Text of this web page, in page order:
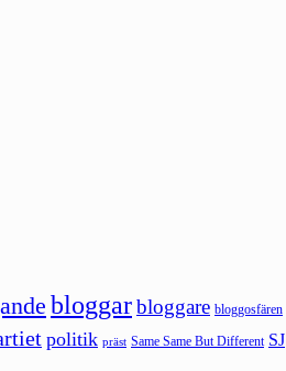
bloggarbloggare bloggosfären
politik präst Same Same But Different SJ